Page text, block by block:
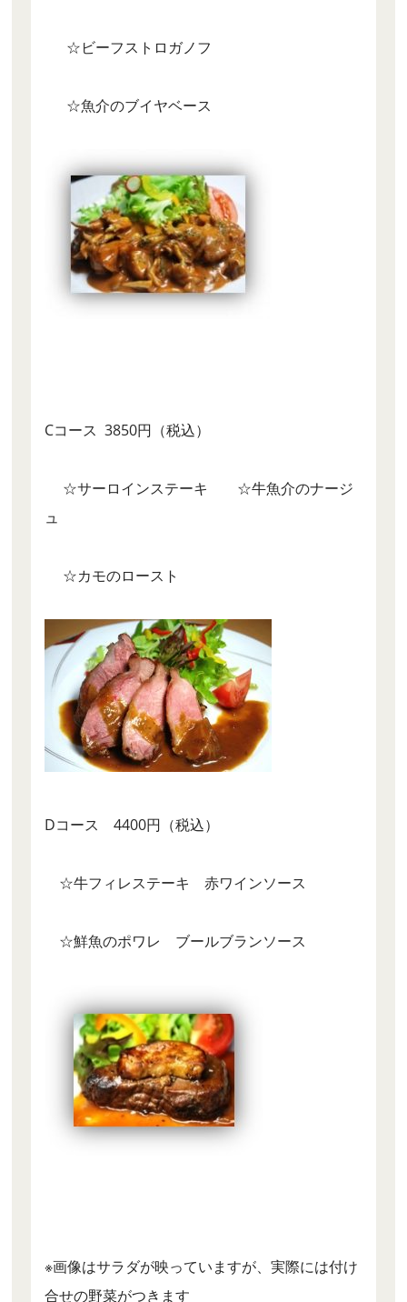
☆ビーフストロガノフ
☆魚介のブイヤベース
Cコース 3850円（税込）
☆サーロインステーキ ☆牛魚介のナージ
ュ
☆カモのロースト
Dコース 4400円（税込）
☆牛フィレステーキ 赤ワインソース
☆鮮魚のポワレ ブールブランソース
※画像はサラダが映っていますが、実際には付け
合せの野菜がつきます